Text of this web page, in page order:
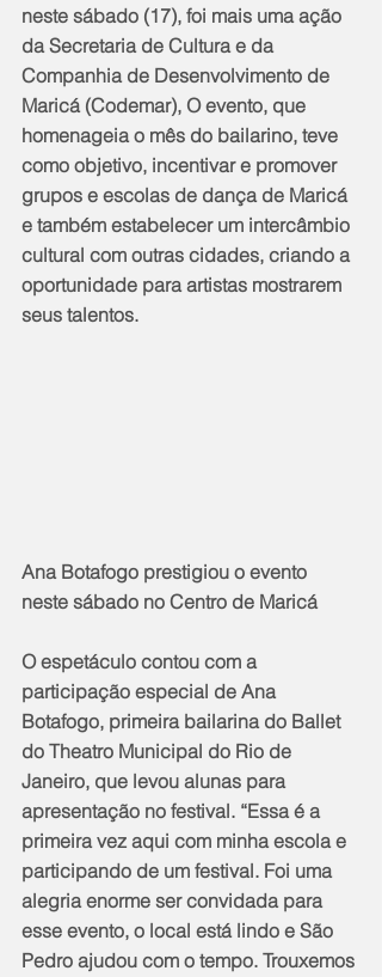
neste sábado (17), foi mais uma ação
da Secretaria de Cultura e da
Companhia de Desenvolvimento de
Maricá (Codemar), O evento, que
homenageia o mês do bailarino, teve
como objetivo, incentivar e promover
grupos e escolas de dança de Maricá
e também estabelecer um intercâmbio
cultural com outras cidades, criando a
oportunidade para artistas mostrarem
seus talentos.
Ana Botafogo prestigiou o evento
neste sábado no Centro de Maricá
O espetáculo contou com a
participação especial de Ana
Botafogo, primeira bailarina do Ballet
do Theatro Municipal do Rio de
Janeiro, que levou alunas para
apresentação no festival. “Essa é a
primeira vez aqui com minha escola e
participando de um festival. Foi uma
alegria enorme ser convidada para
esse evento, o local está lindo e São
Pedro ajudou com o tempo. Trouxemos